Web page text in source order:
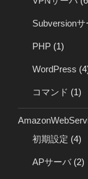
Subversionサ
PHP (1)
WordPress
コマンド (1)
初期設定 (4)
APサーバ(2)